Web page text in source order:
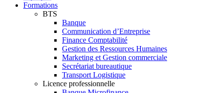
Formations
BTS
Banque
Communication d’Entreprise
Finance Comptabilité
Gestion des Ressources Humaines
Marketing et Gestion commerciale
Secrétariat bureautique
Transport Logistique
Licence professionnelle